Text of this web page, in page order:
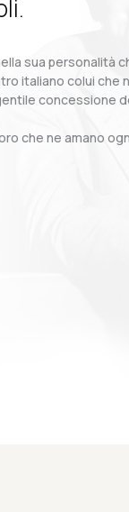
sua personalità
italiano colui che
concessione
che ne amano